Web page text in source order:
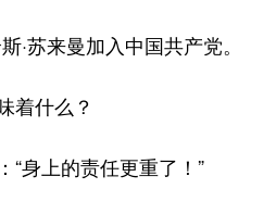
苏来曼加入中国共产党。
什么？
上的责任更重了！”